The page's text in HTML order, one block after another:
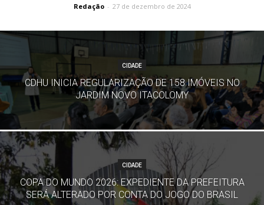
Redação - 27 de dezembro de 2024
CIDADE
CDHU INICIA REGULARIZAÇÃO DE 158 IMÓVEIS NO
JARDIM NOVO ITACOLOMY
CIDADE
COPA DO MUNDO 2026: EXPEDIENTE DA PREFEITURA
SERÁ ALTERADO POR CONTA DO JOGO DO BRASIL